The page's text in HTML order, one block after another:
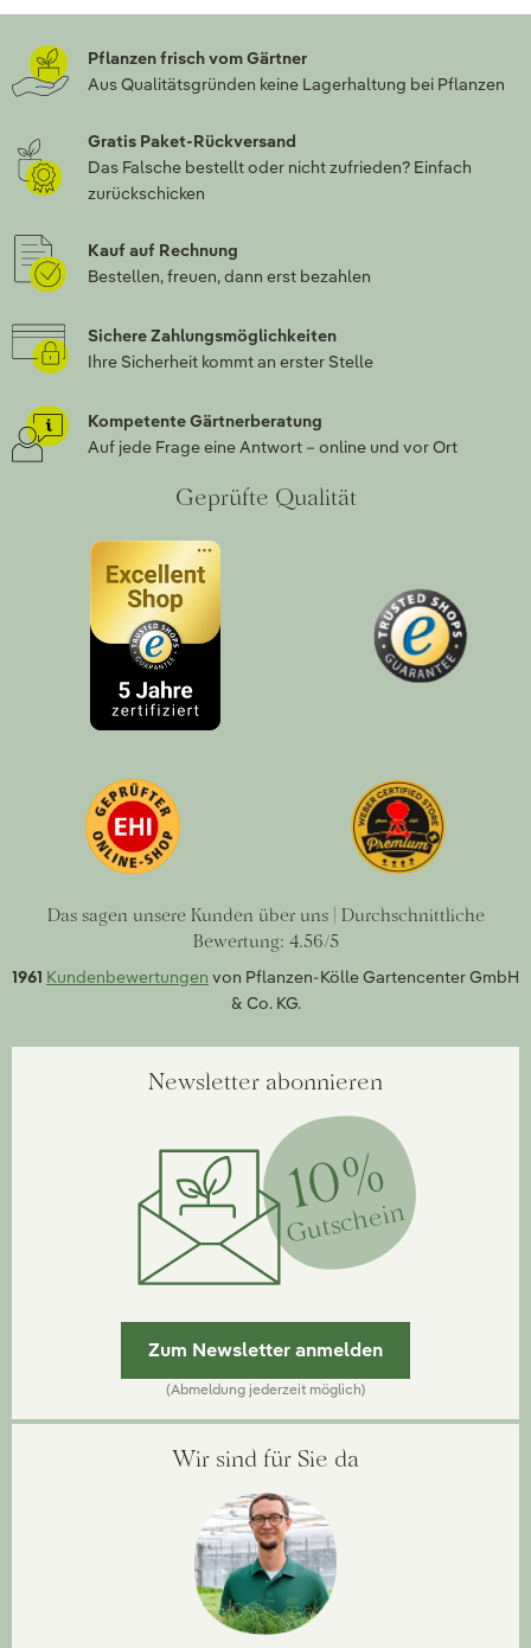
Pflanzen frisch vom Gärtner
Aus Qualitätsgründen keine Lagerhaltung bei Pflanzen
Gratis Paket-Rückversand
Das Falsche bestellt oder nicht zufrieden? Einfach
zurückschicken
Kauf auf Rechnung
Bestellen, freuen, dann erst bezahlen
Sichere Zahlungsmöglichkeiten
Ihre Sicherheit kommt an erster Stelle
Kompetente Gärtnerberatung
Auf jede Frage eine Antwort – online und vor Ort
Geprüfte Qualität
Das sagen unsere Kunden über uns | Durchschnittliche
Bewertung: 4.56/5
1961 Kundenbewertungen von Pflanzen-Kölle Gartencenter GmbH
& Co. KG.
Newsletter abonnieren
10%
Gutschein
Zum Newsletter anmelden
(Abmeldung jederzeit möglich)
Wir sind für Sie da